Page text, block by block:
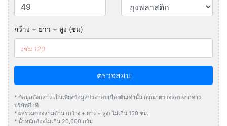
กว้าง + ยาว + สูง (ซม)
ตรวจสอบ
* ข้อมูลดังกล่าว เป็นเพียงข้อมูลประกอบเบื้องต้นเท่านั้น กรุณาตรวจสอบจากทาง
บริษัทอีกที
* ผลรวมของสามด้าน (กว้าง + ยาว + สูง) ไม่เกิน 150 ซม.
* น้ำหนักต้องไมเกิน 20,000 กรัม